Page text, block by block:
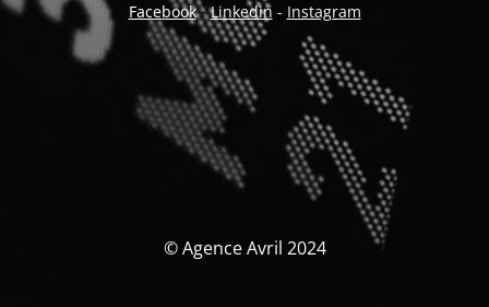
Facebook-Linkedin - Instagram
© Agence Avril 2024